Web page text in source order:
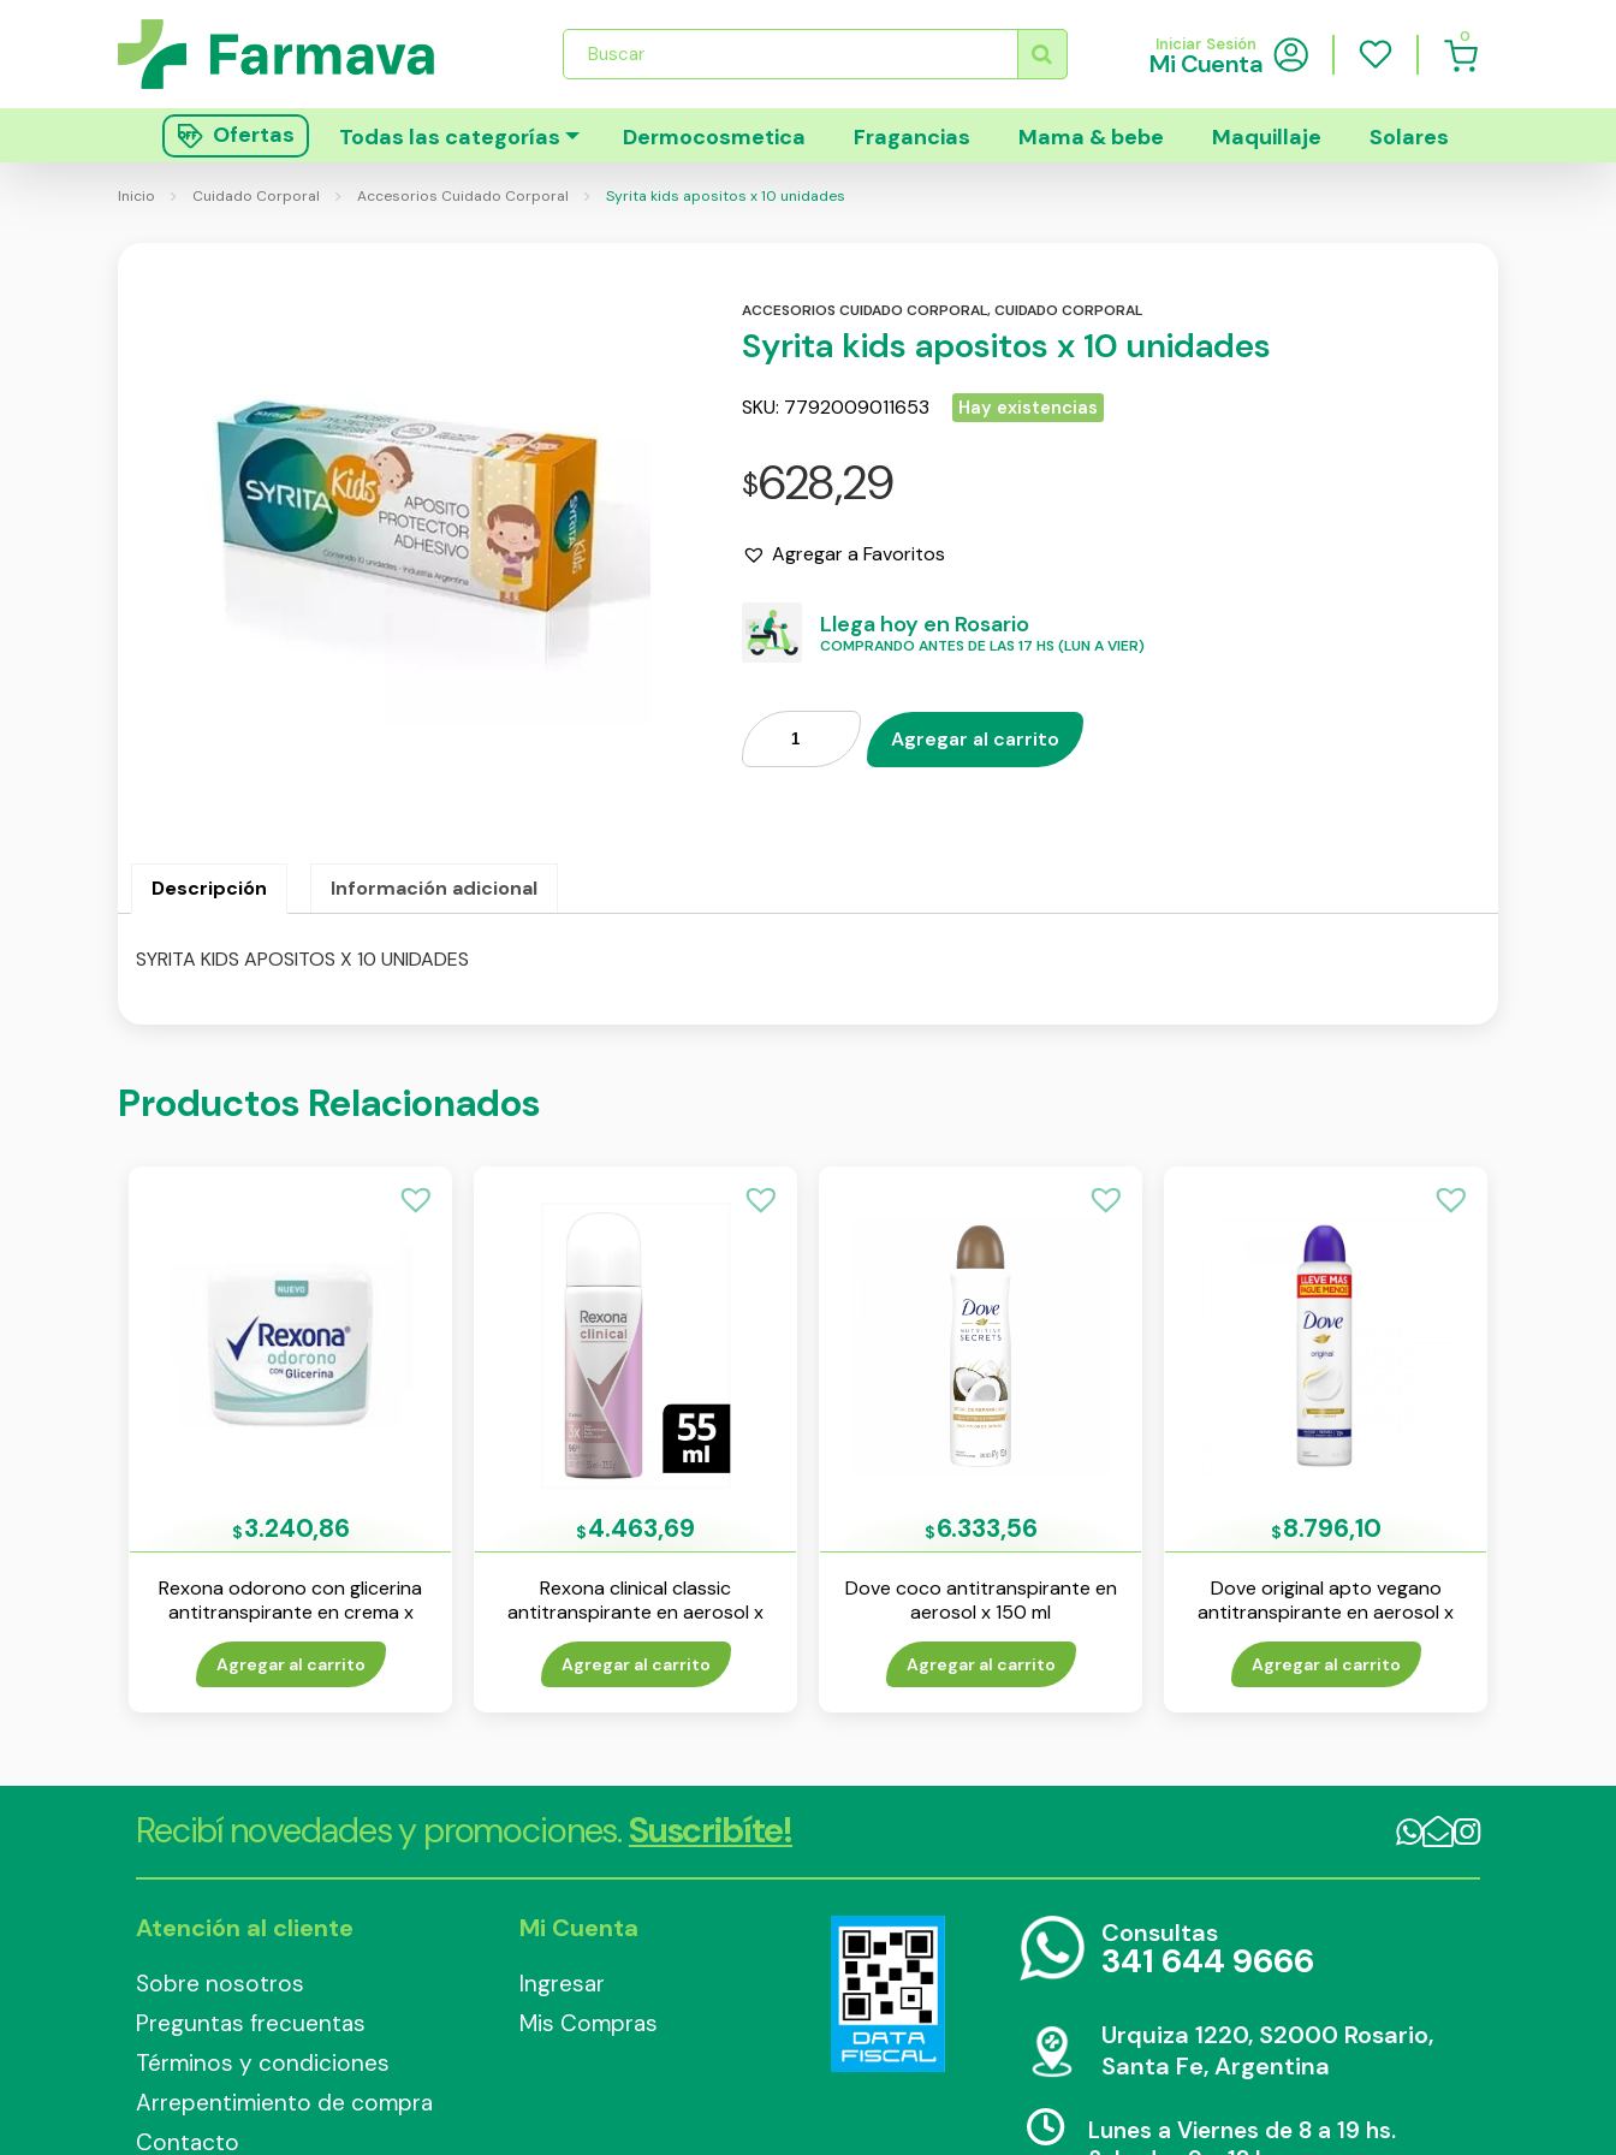
Búsqueda
productos
Iniciar Sesión
Mi Cuenta
0
Ofertas Todas las categorías Dermocosmetica Fragancias Mama & bebe Maquillaje Solares
Inicio Cuidado Corporal Accesorios Cuidado Corporal Syrita kids apositos x 10 unidades
ACCESORIOS CUIDADO CORPORAL,CUIDADO CORPORAL
Syrita kids apositos x 10 unidades
SKU: 7792009011653 Hay existencias
$628,29
Agregar a Favoritos
Llega hoy en Rosario
COMPRANDO ANTES DE LAS 17 HS (LUN A VIER)
Agregar al carrito
Descripción Información adicional
SYRITA KIDS APOSITOS X 10 UNIDADES
Productos Relacionados
$3.240,86
Rexona odorono con glicerina
antitranspirante en crema x
60 g
Agregar al carrito
$4.463,69
Rexona clinical classic
antitranspirante en aerosol x
55 ml
Agregar al carrito
$6.333,56
Dove coco antitranspirante en
aerosol x 150 ml
Agregar al carrito
$8.796,10
Dove original apto vegano
antitranspirante en aerosol x
250 ml
Agregar al carrito
Recibí novedades y promociones.Suscribíte!
Atención al cliente
Sobre nosotros
Preguntas frecuentas
Términos y condiciones
Arrepentimiento de compra
Contacto
Mi Cuenta
Ingresar
Mis Compras
Consultas
341 644 9666
Urquiza 1220, S2000 Rosario,
Santa Fe, Argentina
Lunes a Viernes de 8 a 19 hs.